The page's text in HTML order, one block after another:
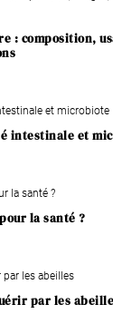
: composition,
intestinale et
la santé ?
par les